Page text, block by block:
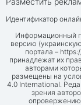
Идентификатор
Информационный
версию
портала –
принадлежат их
авторами
размещены на
4.0 International.
зрения
опровержению